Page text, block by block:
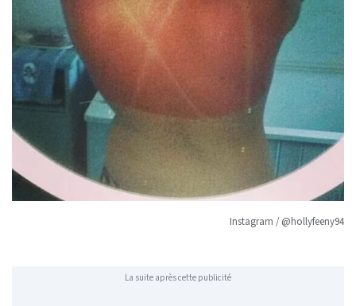
Instagram / @hollyfeeny94
La suite après cette publicité